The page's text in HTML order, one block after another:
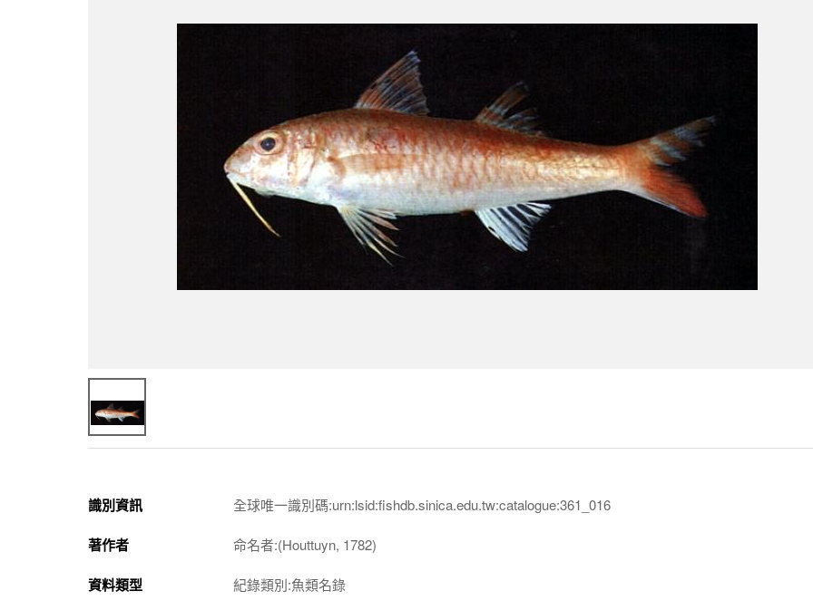
識別資訊 全球唯一識別碼:urn:lsid:fishdb.sinica.edu.tw:catalogue:361_016
著作者 命名者:(Houttuyn, 1782)
資料類型 紀錄類別:魚類名錄